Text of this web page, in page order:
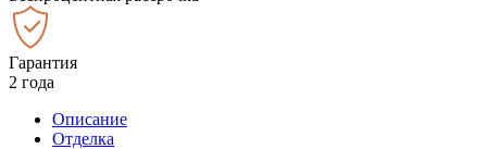
Гарантия
2 года
Описание
Отделка